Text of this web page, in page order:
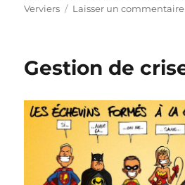
Verviers
Laisser un commentaire
Gestion de